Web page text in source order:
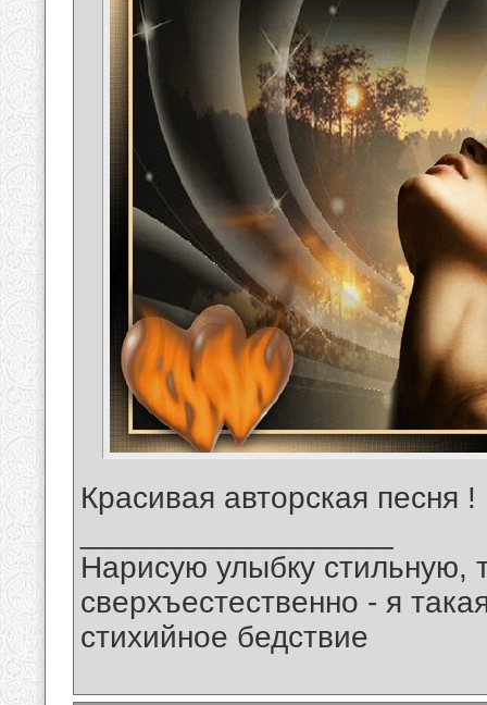
Красивая авторская песня
Нарисую улыбку стильную,
сверхъестественно - я
стихийное бедствие